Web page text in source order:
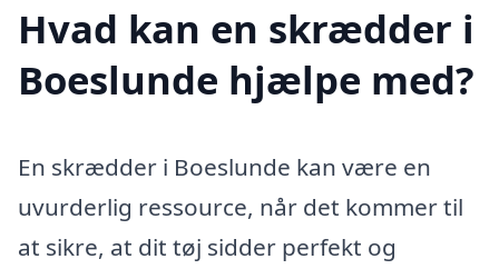
Hvad kan en skrædder i
Boeslunde hjælpe med?
En skrædder i Boeslunde kan være en
uvurderlig ressource, når det kommer til
at sikre, at dit tøj sidder perfekt og